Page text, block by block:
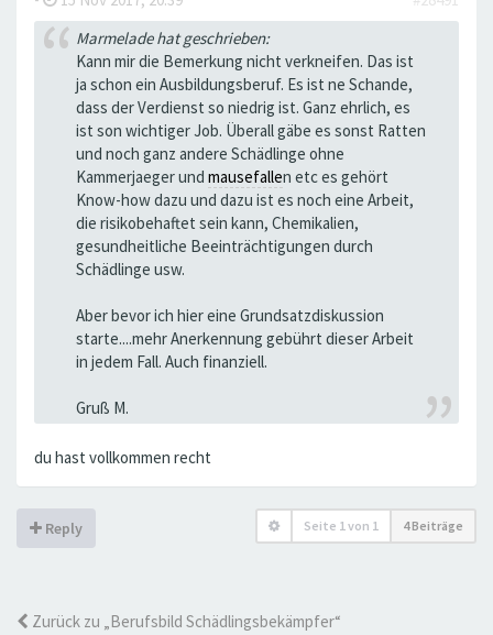
Marmelade hat geschrieben:
Kann mir die Bemerkung nicht verkneifen. Das ist
ja schon ein Ausbildungsberuf. Es ist ne Schande,
dass der Verdienst so niedrig ist. Ganz ehrlich, es
ist son wichtiger Job. Überall gäbe es sonst Ratten
und noch ganz andere Schädlinge ohne
Kammerjaeger und mausefallen etc es gehört
Know-how dazu und dazu ist es noch eine Arbeit,
die risikobehaftet sein kann, Chemikalien,
gesundheitliche Beeinträchtigungen durch
Schädlinge usw.
Aber bevor ich hier eine Grundsatzdiskussion
starte....mehr Anerkennung gebührt dieser Arbeit
in jedem Fall. Auch finanziell.
Gruß M.
du hast vollkommen recht
Reply Seite 1von 1 4 Beiträge
Zurück zu „Berufsbild Schädlingsbekämpfer“